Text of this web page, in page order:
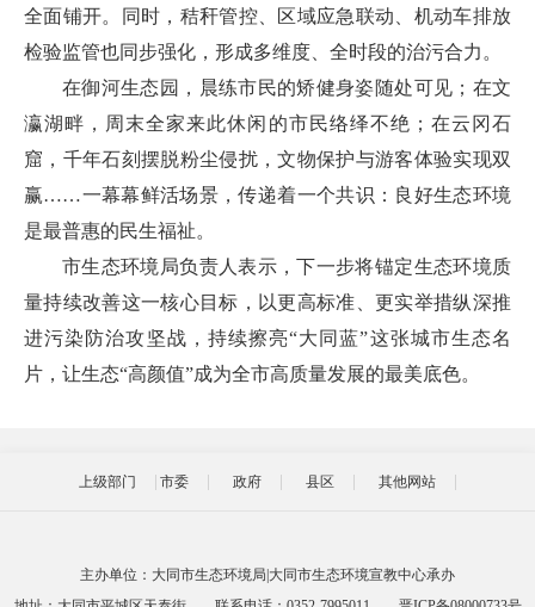
全面铺开。同时，秸秆管控、区域应急联动、机动车排放
检验监管也同步强化，形成多维度、全时段的治污合力。
在御河生态园，晨练市民的矫健身姿随处可见；在文
瀛湖畔，周末全家来此休闲的市民络绎不绝；在云冈石
窟，千年石刻摆脱粉尘侵扰，文物保护与游客体验实现双
赢……一幕幕鲜活场景，传递着一个共识：良好生态环境
是最普惠的民生福祉。
市生态环境局负责人表示，下一步将锚定生态环境质
量持续改善这一核心目标，以更高标准、更实举措纵深推
进污染防治攻坚战，持续擦亮“大同蓝”这张城市生态名
片，让生态“高颜值”成为全市高质量发展的最美底色。
上级部门 市委 政府 县区 其他网站
主办单位：大同市生态环境局|大同市生态环境宣教中心承办